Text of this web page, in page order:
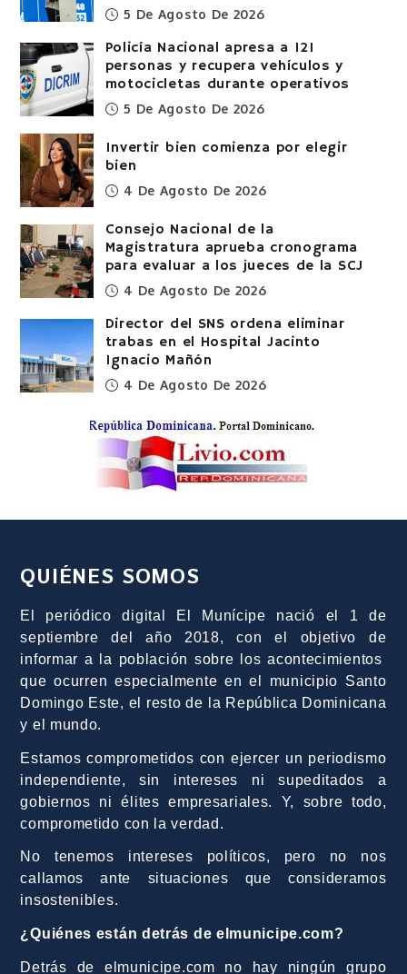
5 De Agosto De 2026
Policía Nacional apresa a 121
personas y recupera vehículos y
motocicletas durante operativos
5 De Agosto De 2026
Invertir bien comienza por elegir
bien
4 De Agosto De 2026
Consejo Nacional de la
Magistratura aprueba cronograma
para evaluar a los jueces de la SCJ
4 De Agosto De 2026
Director del SNS ordena eliminar
trabas en el Hospital Jacinto
Ignacio Mañón
4 De Agosto De 2026
QUIÉNES SOMOS
El periódico digital El Munícipe nació el 1 de
septiembre del año 2018, con el objetivo de
informar a la población sobre los acontecimientos
que ocurren especialmente en el municipio Santo
Domingo Este, el resto de la República Dominicana
y el mundo.
Estamos comprometidos con ejercer un periodismo
independiente, sin intereses ni supeditados a
gobiernos ni élites empresariales. Y, sobre todo,
comprometido con la verdad.
No tenemos intereses políticos, pero no nos
callamos ante situaciones que consideramos
insostenibles.
¿Quiénes están detrás de elmunicipe.com?
Detrás de elmunicipe.com no hay ningún grupo